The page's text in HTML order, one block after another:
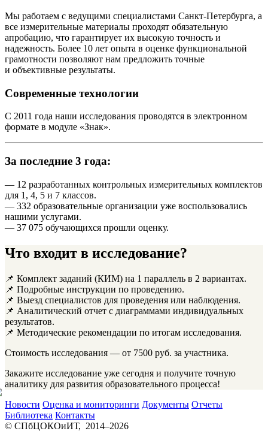
Мы работаем с ведущими специалистами Санкт-Петербурга, а
все измерительные материалы проходят обязательную
апробацию, что гарантирует их высокую точность и
надежность. Более 10 лет опыта в оценке функциональной
грамотности позволяют нам предложить точные
и объективные результаты.
Современные технологии
С 2011 года наши исследования проводятся в электронном
формате в модуле «Знак».
За последние 3 года:
— 12 разработанных контрольных измерительных комплектов
для 1, 4, 5 и 7 классов.
— 332 образовательные организации уже воспользовались
нашими услугами.
— 37 075 обучающихся прошли оценку.
Что входит в исследование?
📌 Комплект заданий (КИМ) на 1 параллель в 2 вариантах.
📌 Подробные инструкции по проведению.
📌 Выезд специалистов для проведения или наблюдения.
📌 Аналитический отчет с диаграммами индивидуальных
результатов.
📌 Методические рекомендации по итогам исследования.
Стоимость исследования — от 7500 руб. за участника.
Закажите исследование уже сегодня и получите точную
аналитику для развития образовательного процесса!
Новости Оценка и мониторинги Документы Отчеты
Библиотека Контакты
© СПбЦОКОиИТ, 2014–2026